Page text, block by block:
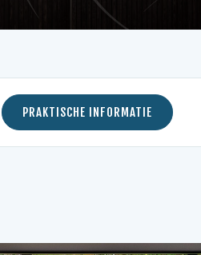
PRAKTISCHE INFORMATIE